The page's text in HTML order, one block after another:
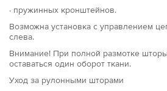
· пружинных кронштейнов.
Возможна установка с управлением
слева.
Внимание! При полной размотке
оставаться один оборот ткани.
Уход за рулонными шторами